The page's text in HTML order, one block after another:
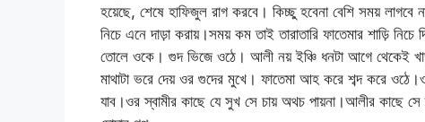
হয়েছে, শেষে হাফিজুল রাগ করবে। কিচ্ছু হবেনা বেশি সময়
নিচে এনে দাড়া করায়।সময় কম তাই তারাতারি ফাতেমার শাড়ি
তোলে ওকে। গুদ ভিজে ওঠে। আলী নয় ইঞ্চি ধনটা আগে থেকেই
মাথাটা ভরে দেয় ওর গুদের মুখে। ফাতেমা আহ করে শব্দ করে
যাব।ওর স্বামীর কাছে যে সুখ সে চায় অথচ পায়না।আলীর কাছে